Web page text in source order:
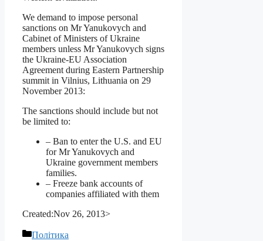
We demand to impose personal
sanctions on Mr Yanukovych and
Cabinet of Ministers of Ukraine
members unless Mr Yanukovych signs
the Ukraine-EU Association
Agreement during Eastern Partnership
summit in Vilnius, Lithuania on 29
November 2013:
The sanctions should include but not
be limited to:
– Ban to enter the U.S. and EU
for Mr Yanukovych and
Ukraine government members
families.
– Freeze bank accounts of
companies affiliated with them
Created:Nov 26, 2013>
Категорії
Політика